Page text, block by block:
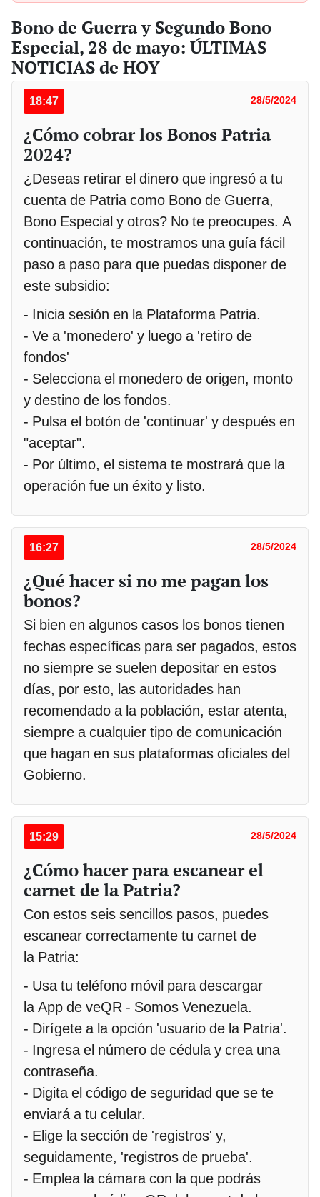
Bono de Guerra y Segundo Bono
Especial, 28 de mayo: ÚLTIMAS
NOTICIAS de HOY
18:47 28/5/2024
¿Cómo cobrar los Bonos Patria
2024?
¿Deseas retirar el dinero que ingresó a tu
cuenta de Patria como Bono de Guerra,
Bono Especial y otros? No te preocupes. A
continuación, te mostramos una guía fácil
paso a paso para que puedas disponer de
este subsidio:
- Inicia sesión en la Plataforma Patria.
- Ve a 'monedero' y luego a 'retiro de
fondos'
- Selecciona el monedero de origen, monto
y destino de los fondos.
- Pulsa el botón de 'continuar' y después en
"aceptar".
- Por último, el sistema te mostrará que la
operación fue un éxito y listo.
16:27 28/5/2024
¿Qué hacer si no me pagan los
bonos?
Si bien en algunos casos los bonos tienen
fechas específicas para ser pagados, estos
no siempre se suelen depositar en estos
días, por esto, las autoridades han
recomendado a la población, estar atenta,
siempre a cualquier tipo de comunicación
que hagan en sus plataformas oficiales del
Gobierno.
15:29 28/5/2024
¿Cómo hacer para escanear el
carnet de la Patria?
Con estos seis sencillos pasos, puedes
escanear correctamente tu carnet de
la Patria:
- Usa tu teléfono móvil para descargar
la App de veQR - Somos Venezuela.
- Dirígete a la opción 'usuario de la Patria'.
- Ingresa el número de cédula y crea una
contraseña.
- Digita el código de seguridad que se te
enviará a tu celular.
- Elige la sección de 'registros' y,
seguidamente, 'registros de prueba'.
- Emplea la cámara con la que podrás